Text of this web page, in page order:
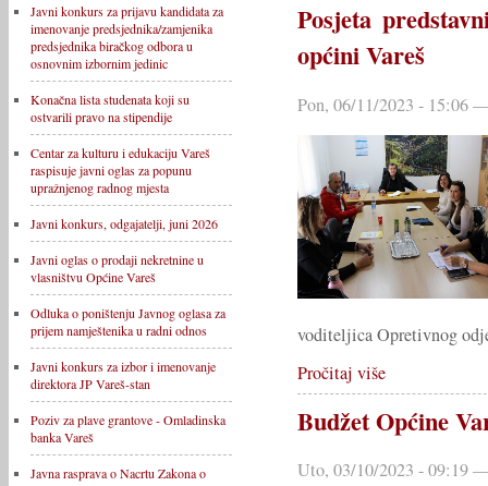
Javni konkurs za prijavu kandidata za
imenovanje predsjednika/zamjenika
predsjednika biračkog odbora u
osnovnim izbornim jedinic
Konačna lista studenata koji su
ostvarili pravo na stipendije
Centar za kulturu i edukaciju Vareš
raspisuje javni oglas za popunu
upražnjenog radnog mjesta
Javni konkurs, odgajatelji, juni 2026
Javni oglas o prodaji nekretnine u
vlasništvu Općine Vareš
Odluka o poništenju Javnog oglasa za
prijem namještenika u radni odnos
Javni konkurs za izbor i imenovanje
direktora JP Vareš-stan
Poziv za plave grantove - Omladinska
banka Vareš
Javna rasprava o Nacrtu Zakona o
Posjeta
općini Vareš
Pon, 06/11/2023 - 15:06
voditeljica Opretivnog
Pročitaj više
Budžet Općine
Uto, 03/10/2023 - 09:19